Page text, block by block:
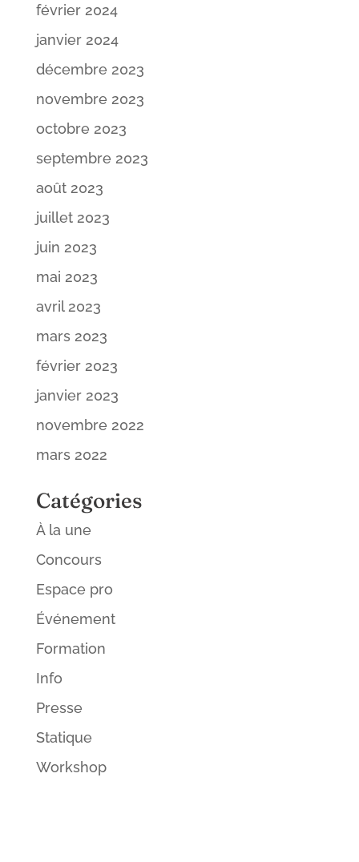
février 2024
janvier 2024
décembre 2023
novembre 2023
octobre 2023
septembre 2023
août 2023
juillet 2023
juin 2023
mai 2023
avril 2023
mars 2023
février 2023
janvier 2023
novembre 2022
mars 2022
Catégories
À la une
Concours
Espace pro
Événement
Formation
Info
Presse
Statique
Workshop